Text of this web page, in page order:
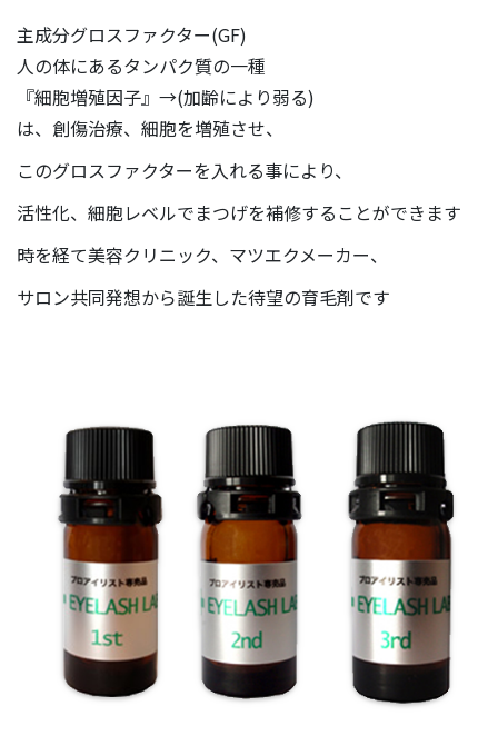
主成分グロスファクター(GF)
人の体にあるタンパク質の一種
『細胞増殖因子』→(加齢により弱る)
は、創傷治療、細胞を増殖させ、
このグロスファクターを入れる事により、
活性化、細胞レベルでまつげを補修することができます
時を経て美容クリニック、マツエクメーカー、
サロン共同発想から誕生した待望の育毛剤です